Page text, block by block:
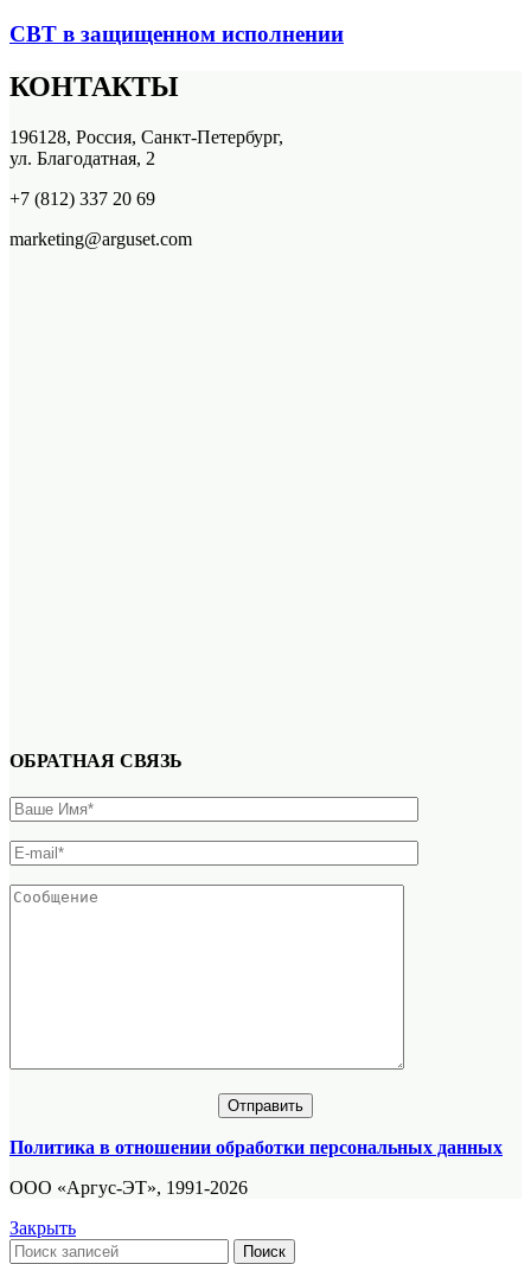
СВТ в защищенном исполнении
КОНТАКТЫ
196128, Россия, Санкт-Петербург,
ул. Благодатная, 2
+7 (812) 337 20 69
marketing@arguset.com
ОБРАТНАЯ СВЯЗЬ
Политика в отношении обработки персональных данных
ООО «Аргус-ЭТ», 1991-2026
Закрыть
Поиск